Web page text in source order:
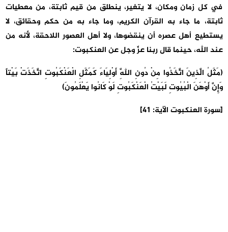
في كل زمان ومكان، لا يتغير، ينطلق من قيم ثابتة، من معطيات
ثابتة، ما جاء به القرآن الكريم، وما جاء به من حكم وحقائق، لا
يستطيع أهل عصره أن ينقضوها، ولا أهل العصور اللاحقة، لأنه من
عند الله، حينما قال ربنا عزّ وجل عن العنكبوت:
(مَثَلُ الَّذِينَ اتَّخَذُوا مِنْ دُونِ اللَّهِ أَوْلِيَاءَ كَمَثَلِ الْعَنْكَبُوتِ اتَّخَذَتْ بَيْتاً
وَإِنَّ أَوْهَنَ الْبُيُوتِ لَبَيْتُ الْعَنْكَبُوتِ لَوْ كَانُوا يَعْلَمُونَ)
[سورة العنكبوت الآية: 41]